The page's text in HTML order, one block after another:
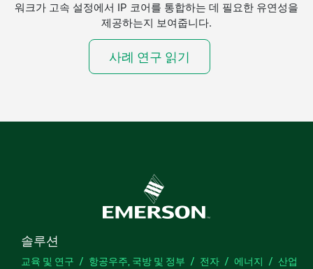
워크가 고속 설정에서 IP 코어를 통합하는 데 필요한 유연성을
제공하는지 보여줍니다.
사례 연구 읽기
솔루션
교육 및 연구 항공우주, 국방 및 정부 전자 에너지
산업